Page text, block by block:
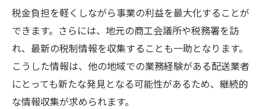
ク
旭区の市場調査を活かした資産運用術
業務用車両の維持費を節約する方法
地元の顧客ニーズに応じた節税策
旭区の税優遇制度をフル活用するコツ
税金負担を軽くしながら事業の利益を最大化することが
できます。さらには、地元の商工会議所や税務署を訪
れ、最新の税制情報を収集することも一助となります。
こうした情報は、他の地域での業務経験がある配送業者
にとっても新たな発見となる可能性があるため、継続的
な情報収集が求められます。